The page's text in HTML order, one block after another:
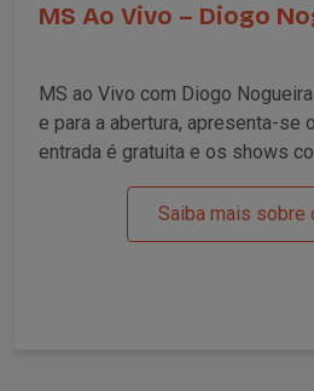
MS Ao Vivo – Diogo
MS ao Vivo com Diogo
e para a abertura, apresenta-se
entrada é gratuita e os shows
Saiba mais sobre